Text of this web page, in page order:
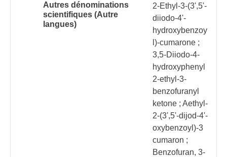
Autres dénominations
scientifiques (Autre
langues)
2-Ethyl-3-(3',5'-
diiodo-4'-
hydroxybenzoy
l)-cumarone ;
3,5-Diiodo-4-
hydroxyphenyl
2-ethyl-3-
benzofuranyl
ketone ; Aethyl-
2-(3',5'-dijod-4'-
oxybenzoyl)-3
cumaron ;
Benzofuran, 3-